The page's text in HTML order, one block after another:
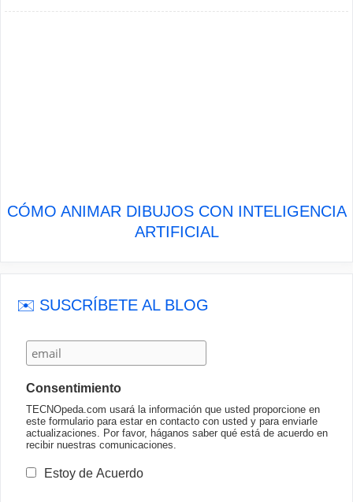
CÓMO ANIMAR DIBUJOS CON INTELIGENCIA
ARTIFICIAL
✉️ SUSCRÍBETE AL BLOG
Consentimiento
TECNOpeda.com usará la información que usted proporcione en
este formulario para estar en contacto con usted y para enviarle
actualizaciones. Por favor, háganos saber qué está de acuerdo en
recibir nuestras comunicaciones.
Estoy de Acuerdo